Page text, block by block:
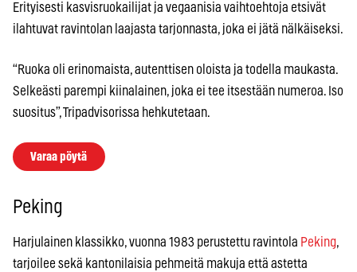
Erityisesti kasvisruokailijat ja vegaanisia vaihtoehtoja etsivät
ilahtuvat ravintolan laajasta tarjonnasta, joka ei jätä nälkäiseksi.
“Ruoka oli erinomaista, autenttisen oloista ja todella maukasta.
Selkeästi parempi kiinalainen, joka ei tee itsestään numeroa. Iso
suositus”, Tripadvisorissa hehkutetaan.
Varaa pöytä
Peking
Harjulainen klassikko, vuonna 1983 perustettu ravintola Peking,
tarjoilee sekä kantonilaisia pehmeitä makuja että astetta